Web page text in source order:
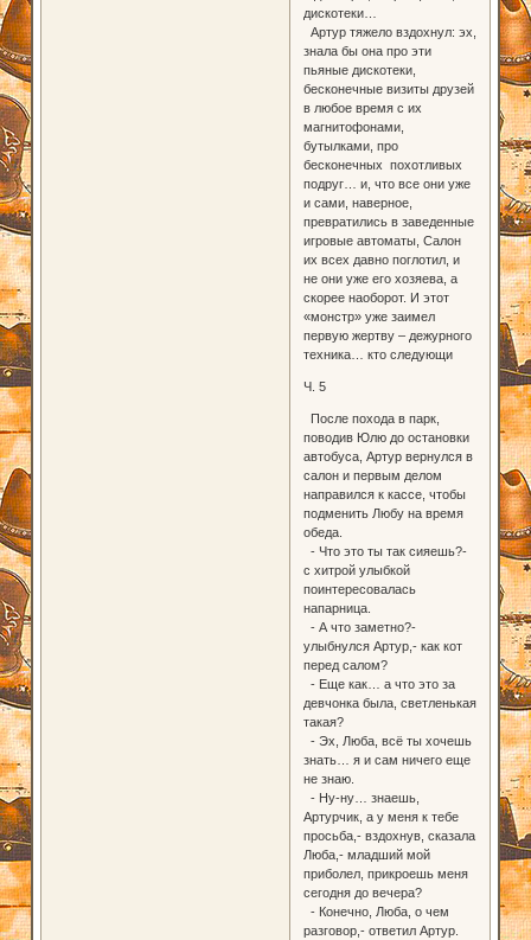
дискотеки…
Артур тяжело вздохнул: эх,
знала бы она про эти
пьяные дискотеки,
бесконечные визиты друзей
в любое время с их
магнитофонами,
бутылками, про
бесконечных похотливых
подруг… и, что все они уже
и сами, наверное,
превратились в заведенные
игровые автоматы, Салон
их всех давно поглотил, и
не они уже его хозяева, а
скорее наоборот. И этот
«монстр» уже заимел
первую жертву – дежурного
техника… кто следующи
Ч. 5
После похода в парк,
поводив Юлю до остановки
автобуса, Артур вернулся в
салон и первым делом
направился к кассе, чтобы
подменить Любу на время
обеда.
- Что это ты так сияешь?-
с хитрой улыбкой
поинтересовалась
напарница.
- А что заметно?-
улыбнулся Артур,- как кот
перед салом?
- Еще как… а что это за
девчонка была, светленькая
такая?
- Эх, Люба, всё ты хочешь
знать… я и сам ничего еще
не знаю.
- Ну-ну… знаешь,
Артурчик, а у меня к тебе
просьба,- вздохнув, сказала
Люба,- младший мой
приболел, прикроешь меня
сегодня до вечера?
- Конечно, Люба, о чем
разговор,- ответил Артур.